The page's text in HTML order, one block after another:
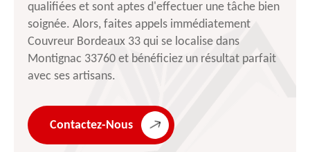
qualifiées et sont aptes d'effectuer une tâche bien
soignée. Alors, faites appels immédiatement
Couvreur Bordeaux 33 qui se localise dans
Montignac 33760 et bénéficiez un résultat parfait
avec ses artisans.
Contactez-Nous